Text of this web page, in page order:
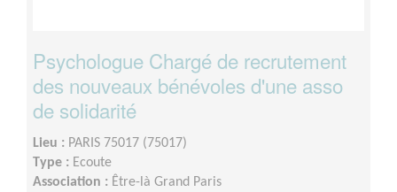
Psychologue Chargé de recrutement
des nouveaux bénévoles d'une asso
de solidarité
Lieu : PARIS 75017 (75017)
Type : Ecoute
Association : Être-là Grand Paris